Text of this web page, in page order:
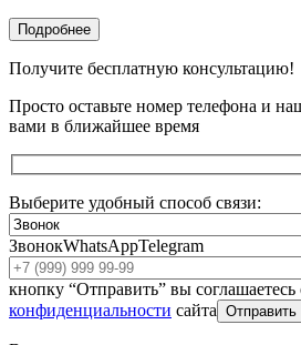
Подробнее
Получите бесплатную консультацию!
Просто оставьте номер телефона и
вами в ближайшее время
Выберите удобный способ связи:
ЗвонокWhatsAppTelegram
кнопку “Отправить” вы соглашаетесь
конфиденциальности сайта Отправить